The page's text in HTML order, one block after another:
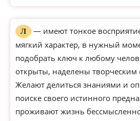
Л
— имеют тонкое
мягкий характер, в нужный
подобрать ключ к любому
открыты, наделены творческим
Желают делиться знаниями и
поиске своего истинного
проживают жизнь